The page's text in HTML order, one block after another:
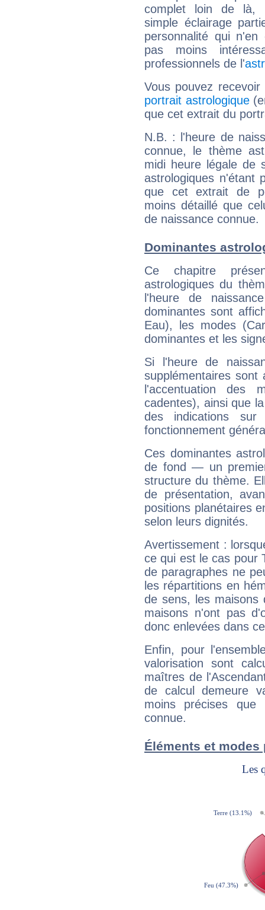
complet loin de là,
simple éclairage
personnalité qui n'en
pas moins
professionnels de l'
Vous pouvez
portrait astrologique
que cet extrait du
N.B. : l'heure de
connue, le thème
midi heure légale de
astrologiques n'étant
que cet extrait de
moins détaillé que
de naissance connue.
Dominantes
Ce chapitre
astrologiques du
l'heure de
dominantes sont
Eau), les modes
dominantes et les
Si l'heure de
supplémentaires sont
l'accentuation des
cadentes), ainsi que
des indications sur
fonctionnement
Ces dominantes
de fond — un
structure du thème.
de présentation,
positions planétaires
selon leurs dignités.
Avertissement :
ce qui est le cas pour
de paragraphes ne
les répartitions en
de sens, les maisons
maisons n'ont pas
donc enlevées dans
Enfin, pour
valorisation sont
maîtres de
de calcul demeure
moins précises que
connue.
Éléments et